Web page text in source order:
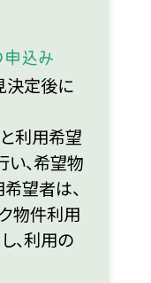
込み
決定後に
利用希望
、希望物
望者は、
物件利用
、利用の